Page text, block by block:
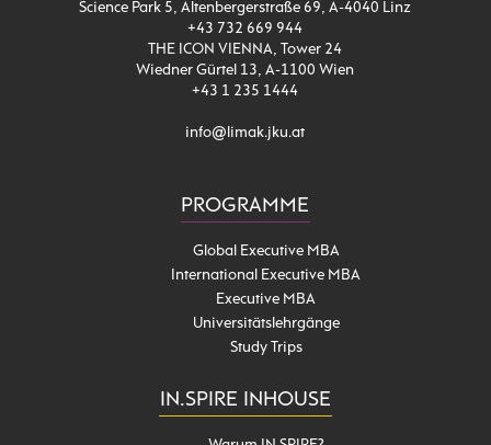
Science Park 5, Altenbergerstraße 69, A-4040 Linz
+43 732 669 944
THE ICON VIENNA, Tower 24
Wiedner Gürtel 13, A-1100 Wien
+43 1 235 1444
info@limak.jku.at
PROGRAMME
Global Executive MBA
International Executive MBA
Executive MBA
Universitätslehrgänge
Study Trips
IN.SPIRE INHOUSE